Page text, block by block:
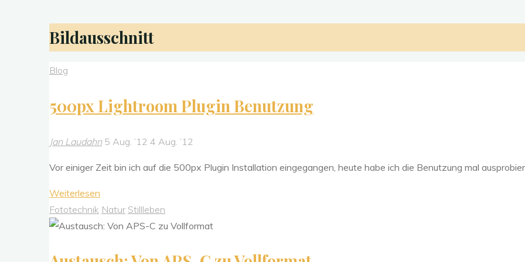
Bildausschnitt
Blog
500px Lightroom Plugin Benutzung
Jan Laudahn 5 Aug. ’12 4 Aug. ’12
Vor einiger Zeit bin ich auf die 500px Plugin Installation eingegangen, heute habe ich die Benutzung mal
Weiterlesen
Lightroom
Plugin
Fototechnik Natur Stillleben